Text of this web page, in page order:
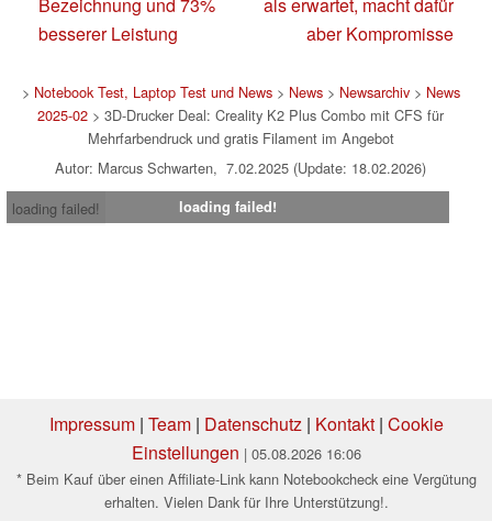
Bezeichnung und 73%
besserer Leistung
als erwartet, macht dafür
aber Kompromisse
> Notebook Test, Laptop Test und News> News> Newsarchiv> News
2025-02 > 3D-Drucker Deal: Creality K2 Plus Combo mit CFS für
Mehrfarbendruck und gratis Filament im Angebot
Autor: Marcus Schwarten, 7.02.2025 (Update: 18.02.2026)
loading failed!
loading failed!
Impressum| Team| Datenschutz| Kontakt| Cookie
Einstellungen | 05.08.2026 16:06
* Beim Kauf über einen Affiliate-Link kann Notebookcheck eine Vergütung
erhalten. Vielen Dank für Ihre Unterstützung!.